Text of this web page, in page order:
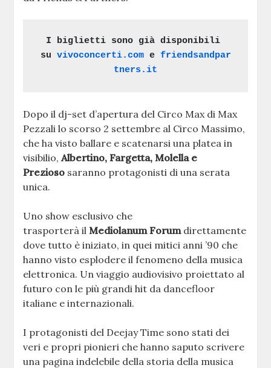
I biglietti sono già disponibili
su vivoconcerti.com e friendsandpar
tners.it
Dopo il dj-set d’apertura del Circo Max di Max
Pezzali lo scorso 2 settembre al Circo Massimo,
che ha visto ballare e scatenarsi una platea in
visibilio,Albertino, Fargetta, Molella e
Prezioso saranno protagonisti di una serata
unica.
Uno show esclusivo che
trasporterà ilMediolanum Forum direttamente
dove tutto è iniziato, in quei mitici anni ’90 che
hanno visto esplodere il fenomeno della musica
elettronica. Un viaggio audiovisivo proiettato al
futuro con le più grandi hit da dancefloor
italiane e internazionali.
I protagonisti del Deejay Time sono stati dei
veri e propri pionieri che hanno saputo scrivere
una pagina indelebile della storia della musica